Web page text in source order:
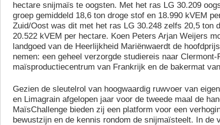
hectare snijmaïs te oogsten. Met het ras LG 30.209
groep gemiddeld 18,6 ton droge stof en 18.990 kVEM
Zuid/Oost was dit met het ras LG 30.248 zelfs 20,5 ton
20.522 kVEM per hectare. Koen Peters Arjan Weijers
landgoed van de Heerlijkheid Mariënwaerdt de
nemen: een geheel verzorgde studiereis naar Clermont-
maïsproductiecentrum van Frankrijk en de bakermat
Gezien de sleutelrol van hoogwaardig ruwvoer van
en Limagrain afgelopen jaar voor de tweede maal de
MaïsChallenge bieden zij een platform voor een
bewustzijn en de kennis rondom de snijmaïsteelt. In de